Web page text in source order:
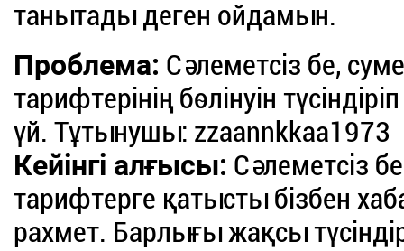
танытады деген ойдамын.
Проблема: Сәлеметсіз бе,
тарифтерінің бөлінуін
үй. Тұтынушы: zzaannkkaa1973
Кейінгі алғысы: Сәлеметсіз
тарифтерге қатысты бізбен
рахмет. Барлығы жақсы